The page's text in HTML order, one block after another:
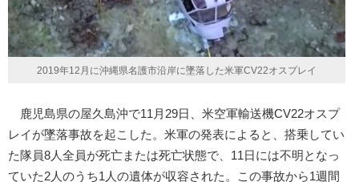
2019年12月に沖縄県名護市沿岸に墜落した米軍CV22オスプレイ
鹿児島県の屋久島沖で11月29日、米空軍輸送機CV22オスプ
レイが墜落事故を起こした。米軍の発表によると、搭乗してい
た隊員8人全員が死亡または死亡状態で、11日には不明となっ
ていた2人のうち1人の遺体が収容された。この事故から1週間